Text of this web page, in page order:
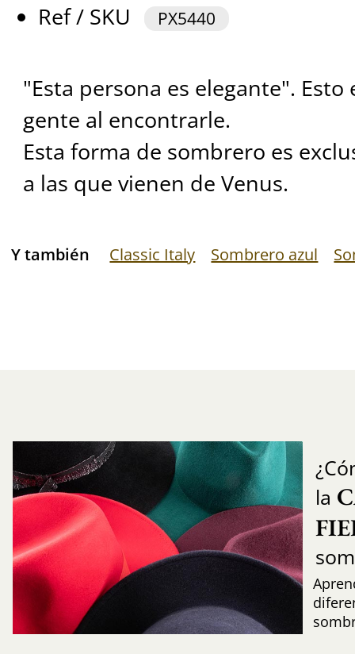
Ref / SKU
PX5440
"Esta persona es elegante".
gente al encontrarle.
Esta forma de sombrero es
a las que vienen de Venus.
Y también Classic Italy Sombrero azul
la